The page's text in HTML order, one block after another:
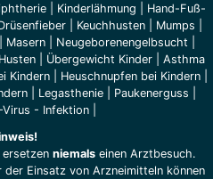
Kinderlähmung
Hand-Fuß-
| Keuchhusten| Mumps
Masern| Neugeborenengelbsucht
Übergewicht Kinder
Asthma
Kindern Heuschnupfen bei Kindern
Legasthenie Paukenerguss
Virus - Infektion
niemalseinen Arztbesuch.
der Einsatz von Arzneimitteln können